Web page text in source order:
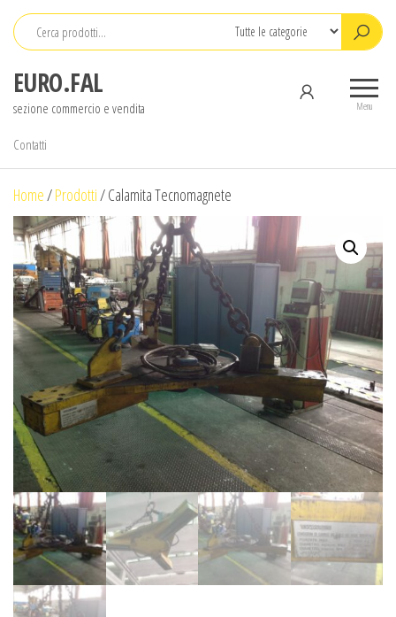
Salta
contenuto
EURO.FAL
sezione commercio e vendita Menu
Contatti
Home/Prodotti/Calamita Tecnomagnete